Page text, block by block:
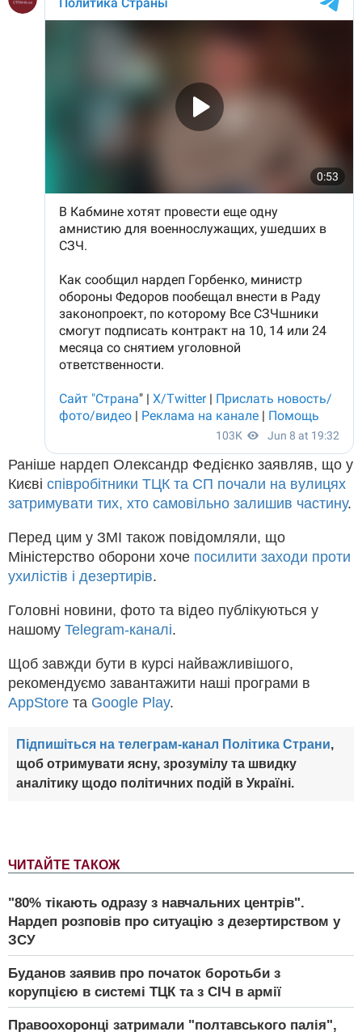
ЧИТАЙТЕ ТАКОЖ
"80% тікають одразу з навчальних центрів".
Нардеп розповів про ситуацію з дезертирством у
ЗСУ
Буданов заявив про початок боротьби з
корупцією в системі ТЦК та з СІЧ в армії
Правоохоронці затримали "полтавського палія",
Раніше нардеп Олександр Федієнко заявляв, що у
Києві співробітники ТЦК та СП почали на вулицях
затримувати тих, хто самовільно залишив частину.
Перед цим у ЗМІ також повідомляли, що
Міністерство оборони хоче посилити заходи проти
ухилістів і дезертирів.
Головні новини, фото та відео публікуються у
нашому Telegram-каналі.
Щоб завжди бути в курсі найважливішого,
рекомендуємо завантажити наші програми в
AppStore та Google Play.
Підпишіться на телеграм-канал Політика Страни,
щоб отримувати ясну, зрозумілу та швидку
аналітику щодо політичних подій в Україні.